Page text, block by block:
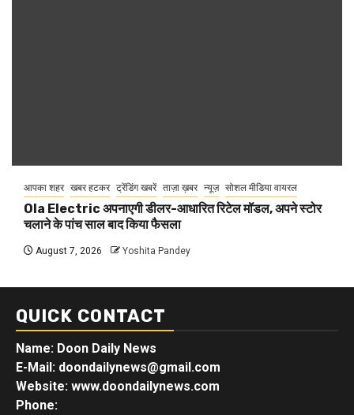
आपका शहर खबर हटकर ट्रेंडिंग खबरें ताज़ा ख़बर न्यूज़ सोशल मीडिया वायरल
Ola Electric अपनाएगी डीलर-आधारित रिटेल मॉडल, अपने स्टोर
चलाने के पांच साल बाद किया फैसला
August 7, 2026 Yoshita Pandey
QUICK CONTACT
Name: Doon Daily News
E-Mail: doondailynews@gmail.com
Website: www.doondailynews.com
Phone: